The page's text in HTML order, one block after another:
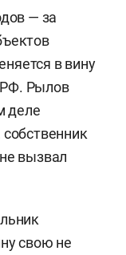
— за
в вину
РФ. Рылов
деле
вызвал
свою не